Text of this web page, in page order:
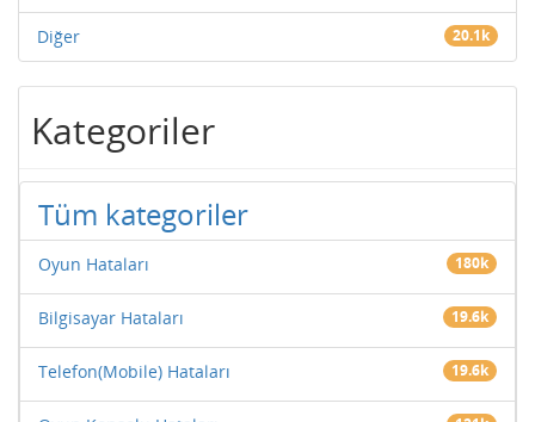
Diğer 20.1k
Kategoriler
Tüm kategoriler
Oyun Hataları 180k
Bilgisayar Hataları 19.6k
Telefon(Mobile) Hataları 19.6k